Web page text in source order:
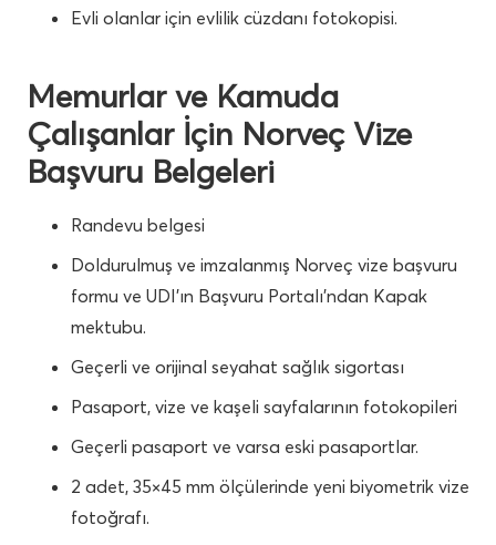
Evli olanlar için evlilik cüzdanı fotokopisi.
Memurlar ve Kamuda
Çalışanlar İçin Norveç Vize
Başvuru Belgeleri
Randevu belgesi
Doldurulmuş ve imzalanmış Norveç vize başvuru
formu ve UDI’ın Başvuru Portalı’ndan Kapak
mektubu.
Geçerli ve orijinal seyahat sağlık sigortası
Pasaport, vize ve kaşeli sayfalarının fotokopileri
Geçerli pasaport ve varsa eski pasaportlar.
2 adet, 35×45 mm ölçülerinde yeni biyometrik vize
fotoğrafı.